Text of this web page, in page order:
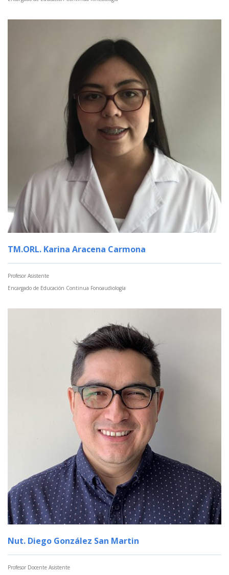
TM.ORL. Karina Aracena Carmona
Profesor Asistente
Encargado de Educación Continua Fonoaudiología
Nut. Diego González San Martin
Profesor Docente Asistente